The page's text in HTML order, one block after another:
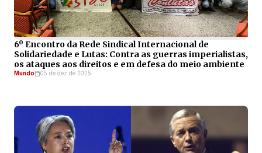
6º Encontro da Rede Sindical Internacional de
Solidariedade e Lutas: Contra as guerras imperialistas,
os ataques aos direitos e em defesa do meio ambiente
Mundo 05 de dez de 2025